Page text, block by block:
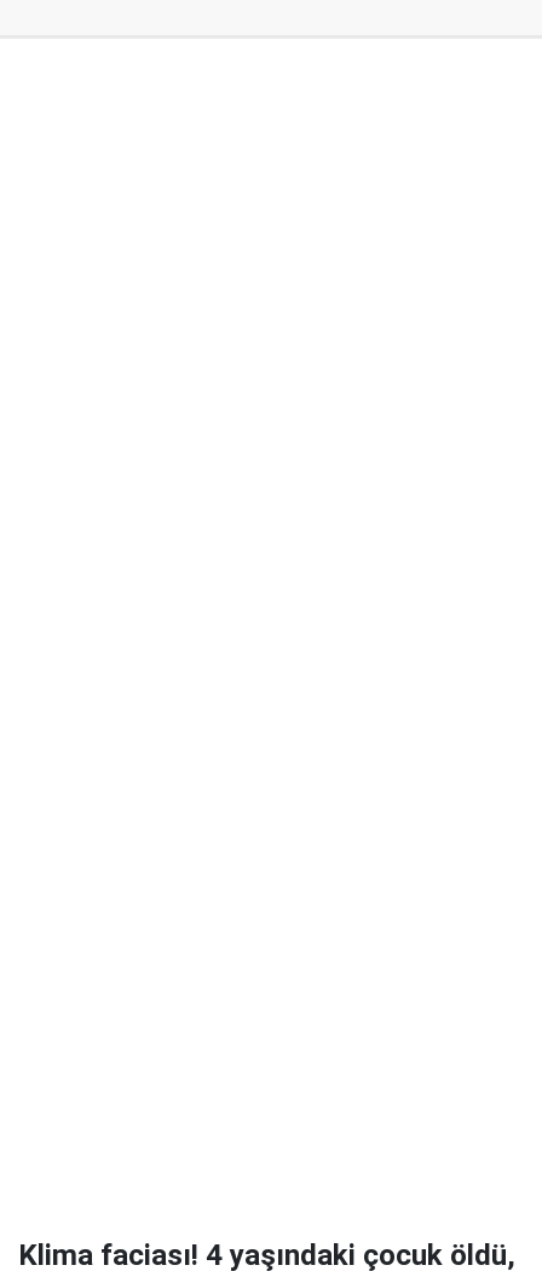
Klima faciası! 4 yaşındaki çocuk öldü,